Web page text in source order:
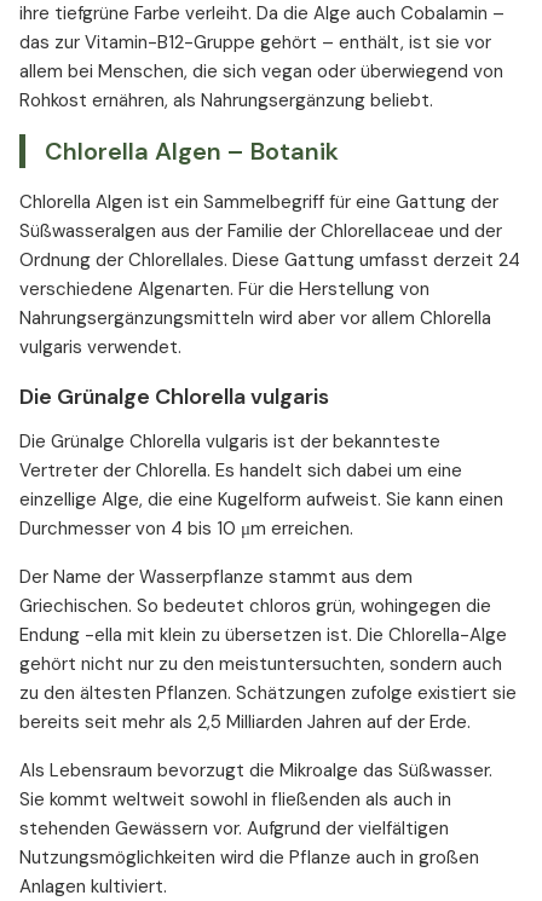
ihre tiefgrüne Farbe verleiht. Da die Alge auch Cobalamin –
das zur Vitamin-B12-Gruppe gehört – enthält, ist sie vor
allem bei Menschen, die sich vegan oder überwiegend von
Rohkost ernähren, als Nahrungsergänzung beliebt.
Chlorella Algen – Botanik
Chlorella Algen ist ein Sammelbegriff für eine Gattung der
Süßwasseralgen aus der Familie der Chlorellaceae und der
Ordnung der Chlorellales. Diese Gattung umfasst derzeit 24
verschiedene Algenarten. Für die Herstellung von
Nahrungsergänzungsmitteln wird aber vor allem Chlorella
vulgaris verwendet.
Die Grünalge Chlorella vulgaris
Die Grünalge Chlorella vulgaris ist der bekannteste
Vertreter der Chlorella. Es handelt sich dabei um eine
einzellige Alge, die eine Kugelform aufweist. Sie kann einen
Durchmesser von 4 bis 10 μm erreichen.
Der Name der Wasserpflanze stammt aus dem
Griechischen. So bedeutet chloros grün, wohingegen die
Endung -ella mit klein zu übersetzen ist. Die Chlorella-Alge
gehört nicht nur zu den meistuntersuchten, sondern auch
zu den ältesten Pflanzen. Schätzungen zufolge existiert sie
bereits seit mehr als 2,5 Milliarden Jahren auf der Erde.
Als Lebensraum bevorzugt die Mikroalge das Süßwasser.
Sie kommt weltweit sowohl in fließenden als auch in
stehenden Gewässern vor. Aufgrund der vielfältigen
Nutzungsmöglichkeiten wird die Pflanze auch in großen
Anlagen kultiviert.